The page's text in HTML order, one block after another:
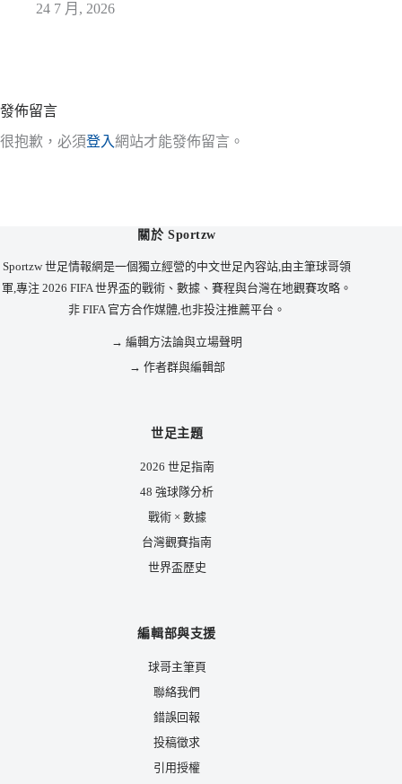
24 7 月, 2026
發佈留言
很抱歉，必須登入網站才能發佈留言。
關於 Sportzw
Sportzw 世足情報網是一個獨立經營的中文世足內容站,由主筆球哥領
軍,專注 2026 FIFA 世界盃的戰術、數據、賽程與台灣在地觀賽攻略。
非 FIFA 官方合作媒體,也非投注推薦平台。
→ 編輯方法論與立場聲明
→ 作者群與編輯部
世足主題
2026 世足指南
48 強球隊分析
戰術 × 數據
台灣觀賽指南
世界盃歷史
編輯部與支援
球哥主筆頁
聯絡我們
錯誤回報
投稿徵求
引用授權